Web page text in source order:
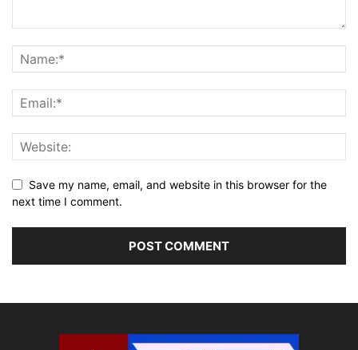
Save my name, email, and website in this browser for the
next time I comment.